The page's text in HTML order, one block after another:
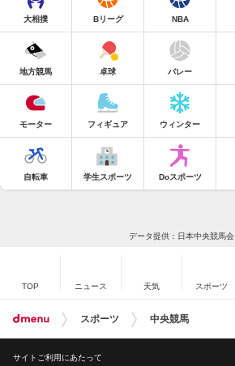
大相撲 Bリーグ NBA
地方競馬 卓球 バレー
モーター フィギュア ウィンター
自転車 学生スポーツ Doスポーツ
データ提供：日本中央競馬会
TOP ニュース 天気 スポーツ
スポーツ 中央競馬
サイトご利用にあたって